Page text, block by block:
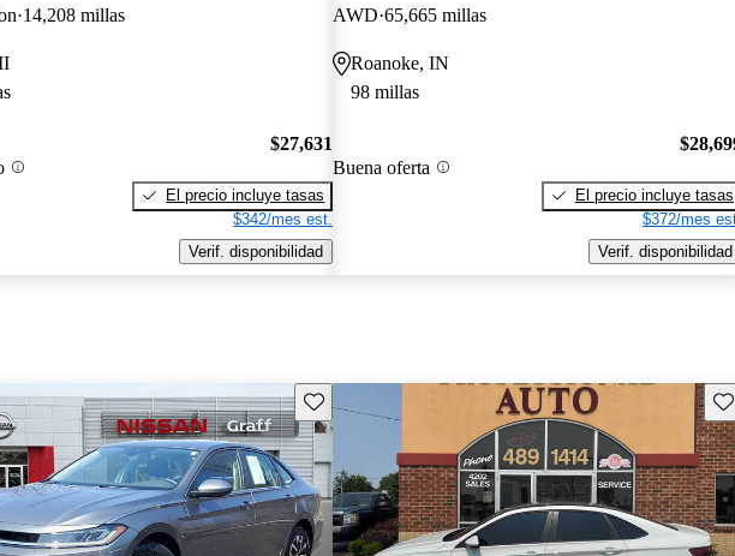
14,208 millas
$27,631
El precio incluye tasas
$342/mes est.
Verif. disponibilidad
AWD 65,665 millas
Roanoke, IN
98 millas
Buena oferta
El precio incluye tasas
$372/mes
Verif. disponibilidad
Guarda este Aviso